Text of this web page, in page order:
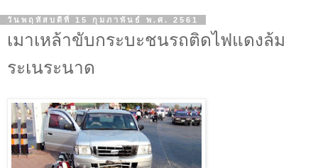
วันพฤหัสบดีที่ 15 กุมภาพันธ์ พ.ศ. 2561
เมาเหล้าขับกระบะชนรถติดไฟแดงล้ม
ระเนระนาด